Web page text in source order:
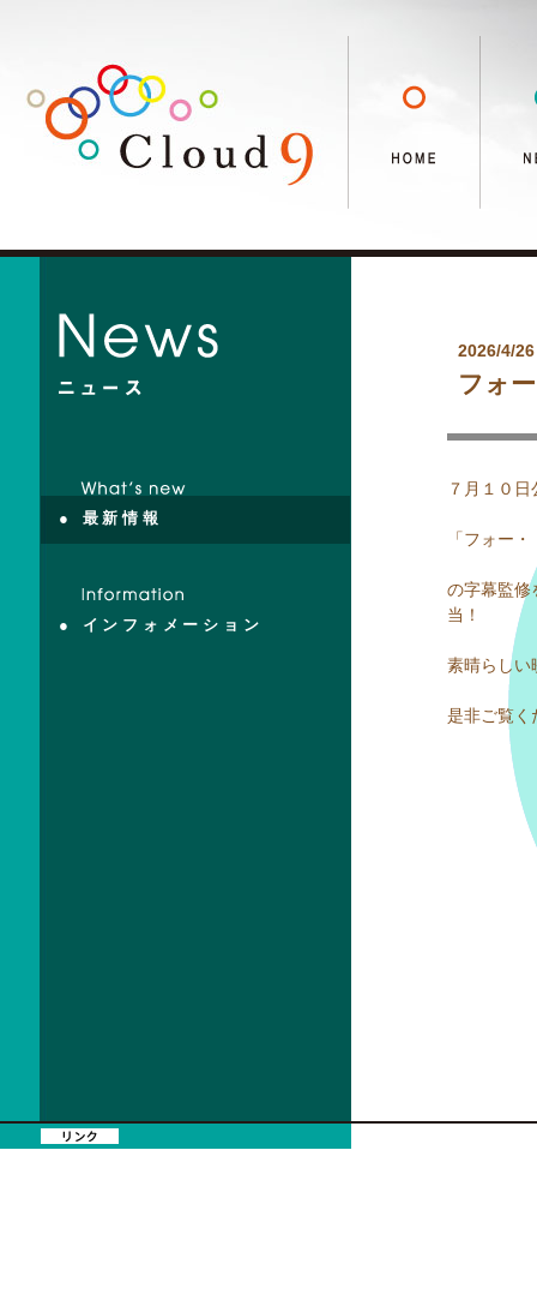
● 最新情報
● インフォメーション
2026/4/26
フォ
７月１０
「フォー
の字幕監修
当！
素晴らしい
是非ご覧く